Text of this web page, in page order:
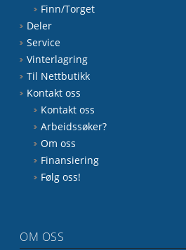
Finn/Torget
Deler
Service
Vinterlagring
Til Nettbutikk
Kontakt oss
Kontakt oss
Arbeidssøker?
Om oss
Finansiering
Følg oss!
OM OSS